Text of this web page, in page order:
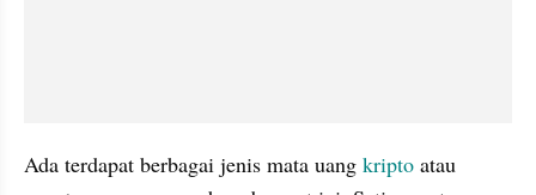
Ada terdapat berbagai jenis mata uang kripto